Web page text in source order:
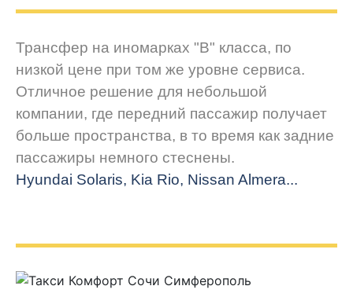
Трансфер на иномарках "В" класса, по
низкой цене при том же уровне сервиса.
Отличное решение для небольшой
компании, где передний пассажир получает
больше пространства, в то время как задние
пассажиры немного стеснены.
Hyundai Solaris, Kia Rio, Nissan Almera...